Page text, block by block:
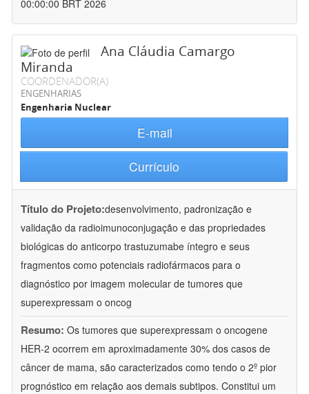
00:00:00 BRT 2026
Ana Cláudia Camargo
Miranda
COORDENADOR(A)
ENGENHARIAS
Engenharia Nuclear
E-mail
Currículo
Título do Projeto:desenvolvimento, padronização e
validação da radioimunoconjugação e das propriedades
biológicas do anticorpo trastuzumabe íntegro e seus
fragmentos como potenciais radiofármacos para o
diagnóstico por imagem molecular de tumores que
superexpressam o oncog
Resumo: Os tumores que superexpressam o oncogene
HER-2 ocorrem em aproximadamente 30% dos casos de
câncer de mama, são caracterizados como tendo o 2º pior
prognóstico em relação aos demais subtipos. Constitui um